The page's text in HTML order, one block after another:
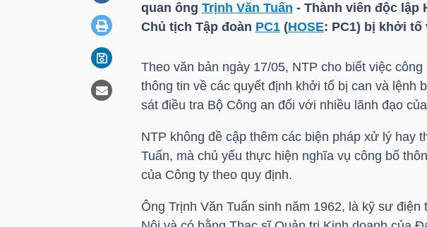
quan ông Trịnh Văn Tuấn - Thành viên độc lập
Chủ tịch Tập đoàn PC1(HOSE: PC1) bị khởi tố
Theo văn bản ngày 17/05, NTP cho biết việc
thông tin về các quyết định khởi tố bị can và lệnh
sát điều tra Bộ Công an đối với nhiều lãnh đạo
NTP không đề cập thêm các biện pháp xử lý hay
Tuấn, mà chủ yếu thực hiện nghĩa vụ công bố
của Công ty theo quy định.
Ông Trịnh Văn Tuấn sinh năm 1962, là kỹ sư điện